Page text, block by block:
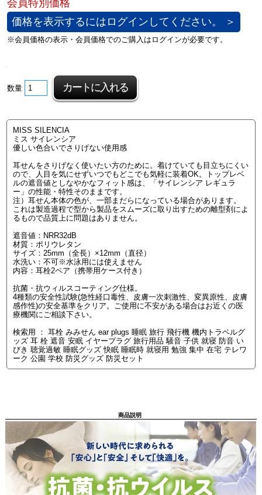
価格を表示するにはログインしてください。 ＞
数量
MISS SILENCIA
ミス サイレンシア
優しい色合いでさりげない使用感
耳せんをさりげなく使いたい方のために。着けていても目立ちにくい
ので、人目を気にせずいつでもどこでも気軽に装着OK。トップレベ
ルの遮音値としなやかなフィット感は、「サイレンシア レギュラ
ー」の性能・特性そのままです。
注）耳せん本体の色が、一部まだらになっている場合があります。
これは製造過程で型から製品をスムーズに取り出すための離型剤によ
るもので品質上に問題はありません。
遮音値：NRR32dB
材質：ポリウレタン
サイズ：25mm（全長）×12mm（直径）
水洗い：不可※水泳用には使えません
内容：耳栓2ペア（携帯用ケース付き）
抗菌・抗ウィルスコーティング仕様。
4種類の安全性試験(急性経口毒性、皮膚一次刺激性、変異原性、皮膚
感作性)の安全基準をクリア。ご使用に不安がある場合はお近くの医
療機関にご相談下さい。
検索用 ： 耳栓 みみせん ear plugs 睡眠 旅行 飛行機 機内トラベルグ
ッズ 耳 栓 遮音 安眠 イヤープラグ 旅行用品 騒音 子供 就寝 防音 い
びき 聴覚過敏 睡眠グッズ 快眠 睡眠時 就寝用 勉強 集中 在宅 テレワ
ーク 公園 学校 防災グッズ 防災セット
商品説明